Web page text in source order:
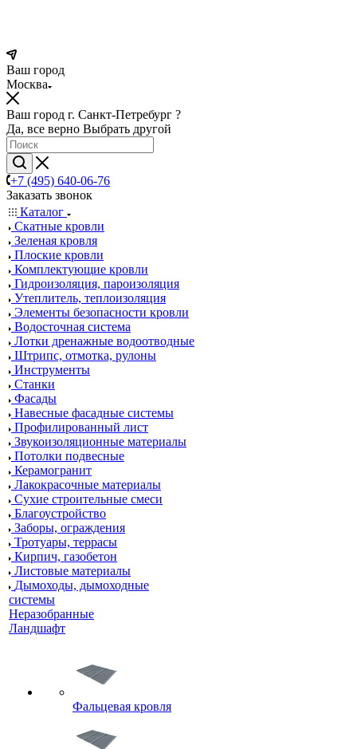
Ваш город
Москва
Ваш город г. Санкт-Петребург ?
Да, все верно Выбрать другой
+7 (495) 640-06-76
Заказать звонок
Каталог
Скатные кровли
Зеленая кровля
Плоские кровли
Комплектующие кровли
Гидроизоляция, пароизоляция
Утеплитель, теплоизоляция
Элементы безопасности кровли
Водосточная система
Лотки дренажные водоотводные
Штрипс, отмотка, рулоны
Инструменты
Станки
Фасады
Навесные фасадные системы
Профилированный лист
Звукоизоляционные материалы
Потолки подвесные
Керамогранит
Лакокрасочные материалы
Сухие строительные смеси
Благоустройство
Заборы, ограждения
Тротуары, террасы
Кирпич, газобетон
Листовые материалы
Дымоходы, дымоходные
системы
Неразобранные
Ландшафт
Фальцевая кровля